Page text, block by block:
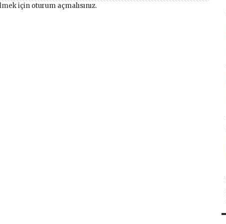
için oturum açmalısınız.